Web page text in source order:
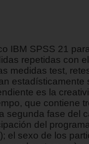
IBM SPSS 21
repetidas con
medidas test,
estadísticamente
es la
que contiene
segunda fase del
del
el sexo de los